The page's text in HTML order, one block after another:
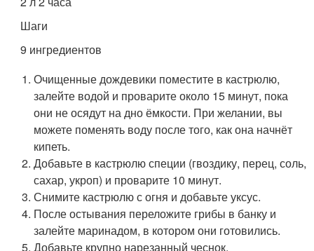
Шаги
9 ингредиентов
Очищенные дождевики поместите в кастрюлю,
залейте водой и проварите около 15 минут, пока
они не осядут на дно ёмкости. При желании, вы
можете поменять воду после того, как она начнёт
кипеть.
Добавьте в кастрюлю специи (гвоздику, перец, соль,
сахар, укроп) и проварите 10 минут.
Снимите кастрюлю с огня и добавьте уксус.
После остывания переложите грибы в банку и
залейте маринадом, в котором они готовились.
Добавьте крупно нарезанный чеснок.